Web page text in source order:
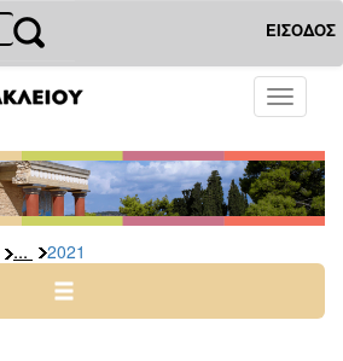
ΕΙΣΟΔΟΣ
Toggle
... 2021